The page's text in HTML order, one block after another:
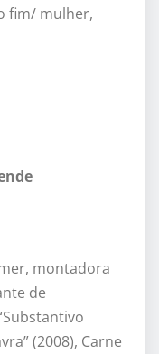
fim/ mulher,
montadora
de
(2008), Carne